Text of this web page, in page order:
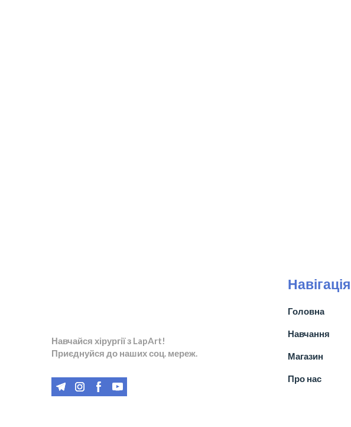
Навчайся хірургії з LapArt!
Приєднуйся до наших соц. мереж.
Навігація
Головна
Навчання
Магазин
Про нас